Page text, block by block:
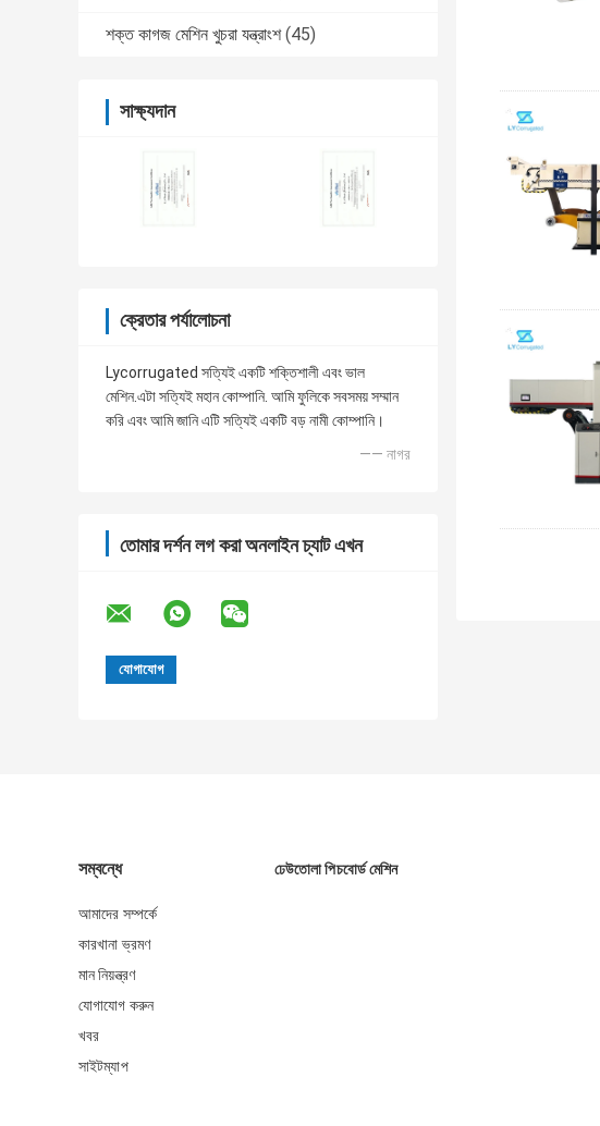
শক্ত কাগজ মেশিন খুচরা যন্ত্রাংশ (45)
সাক্ষ্যদান
ক্রেতার পর্যালোচনা
Lycorrugated সত্যিই একটি শক্তিশালী এবং ভাল
মেশিন.এটা সত্যিই মহান কোম্পানি. আমি ফুলিকে সবসময় সম্মান
করি এবং আমি জানি এটি সত্যিই একটি বড় নামী কোম্পানি।
—— নাগর
তোমার দর্শন লগ করা অনলাইন চ্যাট এখন
সম্বন্ধে
আমাদের সম্পর্কে
কারখানা ভ্রমণ
মান নিয়ন্ত্রণ
যোগাযোগ করুন
খবর
সাইটম্যাপ
ঢেউতোলা পিচবোর্ড মেশিন